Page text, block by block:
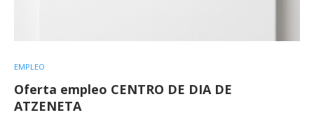
EMPLEO
Oferta empleo CENTRO DE DIA DE
ATZENETA